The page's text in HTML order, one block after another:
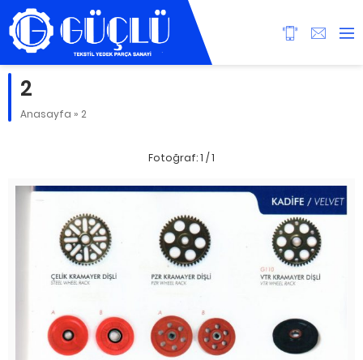
2
Anasayfa » 2
Fotoğraf: 1 / 1